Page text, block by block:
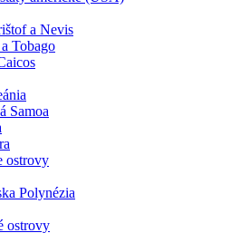
a Nevis
Tobago
Samoa
ostrovy
Polynézia
ostrovy